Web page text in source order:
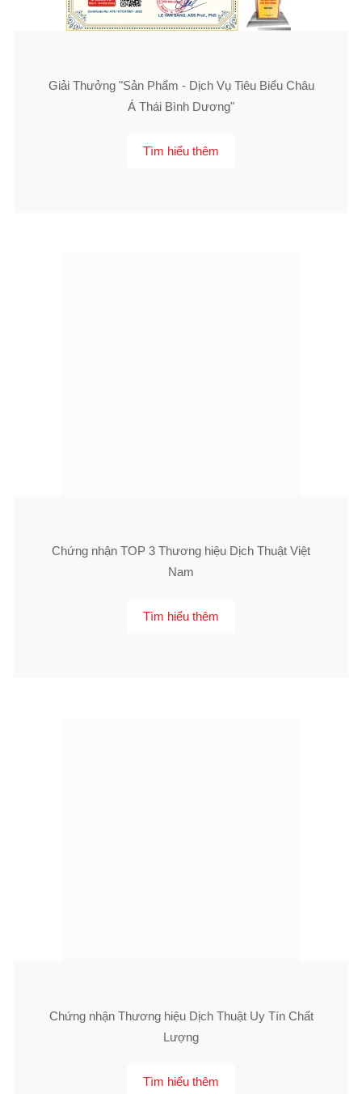
Giải Thưởng "Sản Phẩm - Dịch Vụ Tiêu Biểu Châu
Á Thái Bình Dương"
Tìm hiểu thêm
Chứng nhận TOP 3 Thương hiệu Dịch Thuật Việt
Nam
Tìm hiểu thêm
Chứng nhận Thương hiệu Dịch Thuật Uy Tín Chất
Lượng
Tìm hiểu thêm